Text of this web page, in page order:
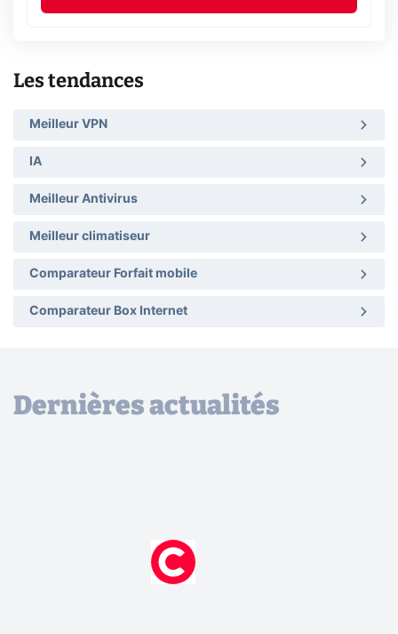
Les tendances
Meilleur VPN
IA
Meilleur Antivirus
Meilleur climatiseur
Comparateur Forfait mobile
Comparateur Box Internet
Dernières actualités